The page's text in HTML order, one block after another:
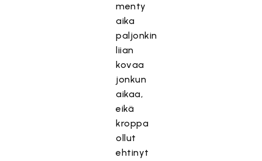
menty
aika
paljonkin
liian
kovaa
jonkun
aikaa,
eikä
kroppa
ollut
ehtinyt